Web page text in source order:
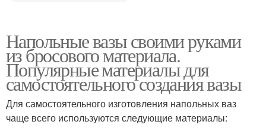
Напольные вазы своими руками
из бросового материала.
Популярные материалы для
самостоятельного создания вазы
Для самостоятельного изготовления напольных ваз
чаще всего используются следующие материалы: